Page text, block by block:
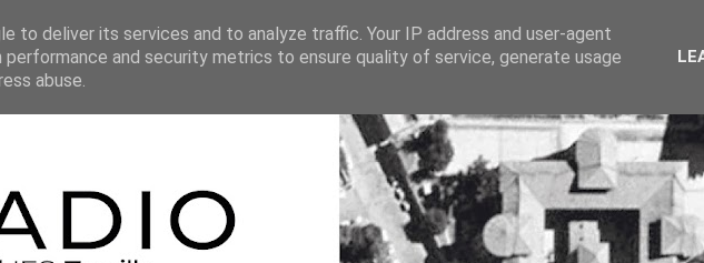
to deliver its services and to analyze traffic. Your IP address and user-agent
performance and security metrics to ensure quality of service, generate usage
abuse.